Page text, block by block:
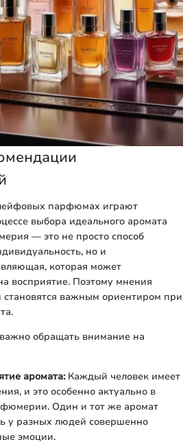
парфюмах играют
выбора идеального аромата
— это не просто способ
но и
которая может
восприятие. Поэтому мнения
становятся важным ориентиром при
обращать внимание на
аромата:Каждый человек имеет
и это особенно актуально в
Один и тот же аромат
у разных людей совершенно
эмоции.